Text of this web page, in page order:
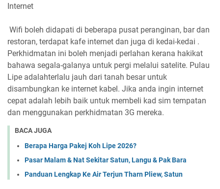
Internet
Wifi boleh didapati di beberapa pusat peranginan, bar dan
restoran, terdapat kafe internet dan juga di kedai-kedai .
Perkhidmatan ini boleh menjadi perlahan kerana hakikat
bahawa segala-galanya untuk pergi melalui satelite. Pulau
Lipe adalahterlalu jauh dari tanah besar untuk
disambungkan ke internet kabel. Jika anda ingin internet
cepat adalah lebih baik untuk membeli kad sim tempatan
dan menggunakan perkhidmatan 3G mereka.
BACA JUGA
Berapa Harga Pakej Koh Lipe 2026?
Pasar Malam & Nat Sekitar Satun, Langu & Pak Bara
Panduan Lengkap Ke Air Terjun Tharn Pliew, Satun